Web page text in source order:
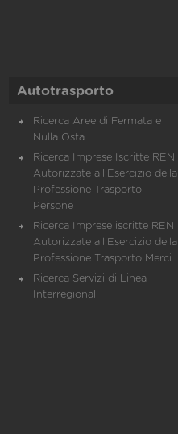
Autotrasporto
Ricerca Aree di Fermata e
Nulla Osta
Ricerca Imprese Iscritte REN
Autorizzate all'Esercizio della
Professione Trasporto
Persone
Ricerca Imprese iscritte REN
Autorizzate all'Esercizio della
Professione Trasporto Merci
Ricerca Servizi di Linea
Interregionali